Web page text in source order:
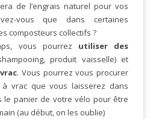
de l’engrais naturel pour vos
vous que dans certaines
composteurs collectifs ?
vous pourrez utiliser des
produit vaisselle) et
. Vous pourrez vous procurer
vrac que vous laisserez dans
le panier de votre vélo pour être
(au début, on les oublie)